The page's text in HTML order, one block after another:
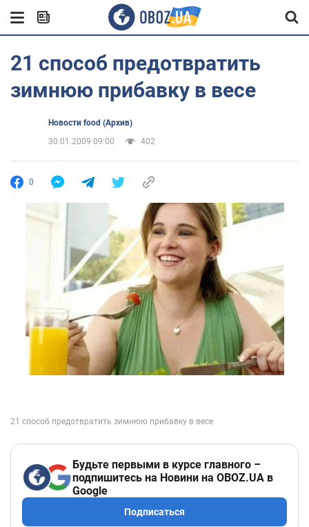
21 способ предотвратить
зимнюю прибавку в весе
Новости food (Архив)
30.01.2009 09:00
402
0
Будьте первыми в курсе главного –
подпишитесь на Новини на OBOZ.UA в
Google
Подписаться